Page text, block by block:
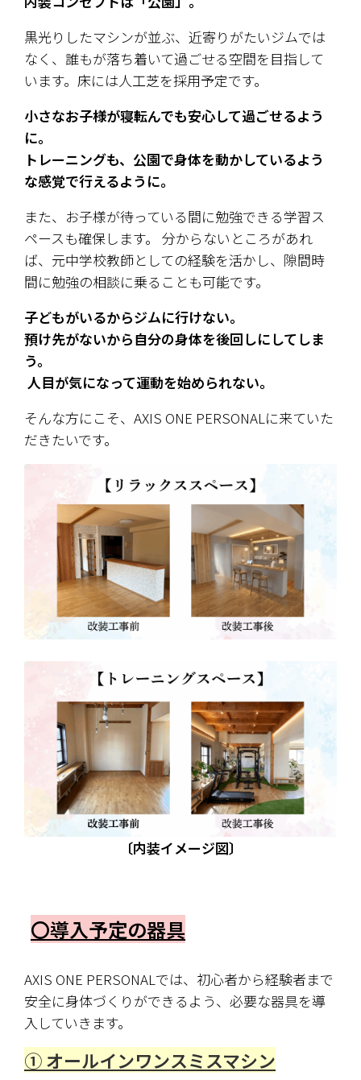
黒光りしたマシンが並ぶ、近寄りがたいジムでは
なく、誰もが落ち着いて過ごせる空間を目指して
います。床には人工芝を採用予定です。
小さなお子様が寝転んでも安心して過ごせるよう
に。
トレーニングも、公園で身体を動かしているよう
な感覚で行えるように。
また、お子様が待っている間に勉強できる学習ス
ペースも確保します。 分からないところがあれ
ば、元中学校教師としての経験を活かし、隙間時
間に勉強の相談に乗ることも可能です。
子どもがいるからジムに行けない。
預け先がないから自分の身体を後回しにしてしま
う。
人目が気になって運動を始められない。
そんな方にこそ、AXIS ONE PERSONALに来ていた
だきたいです。
〔内装イメージ図〕
〇導入予定の器具
AXIS ONE PERSONALでは、初心者から経験者まで
安全に身体づくりができるよう、必要な器具を導
入していきます。
① オールインワンスミスマシン